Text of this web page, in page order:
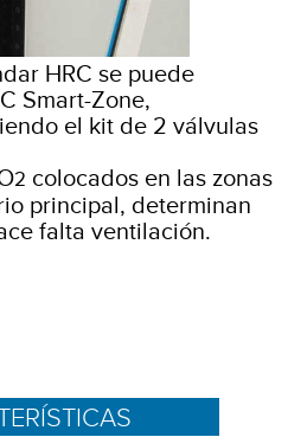
HRC se puede
Smart-Zone,
el kit de 2 válvulas
2 colocados en las zonas
principal, determinan
falta ventilación.